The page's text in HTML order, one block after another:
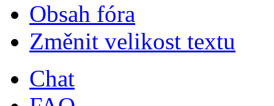
Obsah fóra
Změnit velikost textu
Chat